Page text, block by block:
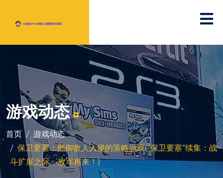
游戏动态
首页
游戏动态
保卫要塞：抵御敌人入侵的策略游戏(“保卫要塞”续集：战
斗扩展之际，敌军再来！)